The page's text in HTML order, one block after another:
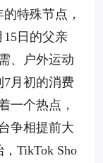
特殊节点，
日的父亲
、户外运动
月初的消费
一个热点，
争相提前大
TikTok Sho